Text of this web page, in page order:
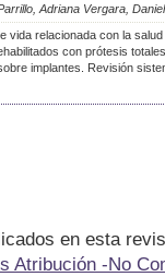
Adriana Vergara,
vida relacionada con la
con prótesis
implantes. Revisión
en esta
Atribución -No